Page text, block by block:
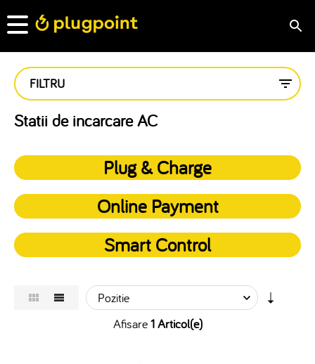
FILTRU
Statii de incarcare AC
Plug & Charge
Online Payment
Smart Control
Afisare1 Articol(e)